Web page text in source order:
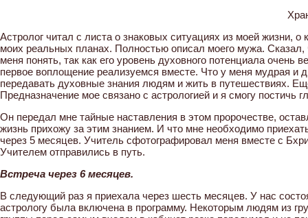
Астролог читал с листа о знаковых ситуациях из моей жизни,
моих реальных планах. Полностью описал моего мужа.
меня понять, так как его уровень духовного потенциала
первое воплощение реализуемся вместе. Что у меня мудрая
передавать духовные знания людям и жить в путешествиях.
Предназначение мое связано с астрологией и я смогу постичь
Он передал мне тайные наставления в этом пророчестве,
жизнь прихожу за этим знанием. И что мне необходимо
через 5 месяцев. Учитель сфотографировал меня вместе с
Учителем отправились в путь.
Встреча через 6 месяцев.
В следующий раз я приехала через шесть месяцев. У нас
астрологу была включена в программу. Некоторым людям из